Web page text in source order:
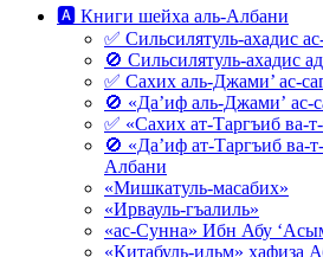
🅰 Книги шейха аль-Албани
✅ Сильсилятуль-ахадис
🚫 Сильсилятуль-ахадис
✅ Сахих аль-Джами’ ас-
🚫 «Да’иф аль-Джами’ ас-
✅ «Сахих ат-Таргъиб ва-
🚫 «Да’иф ат-Таргъиб ва-
Албани
«Мишкатуль-масабих»
«Ирвауль-гъалиль»
«ас-Сунна» Ибн Абу
«Китабуль-ильм» хафиза